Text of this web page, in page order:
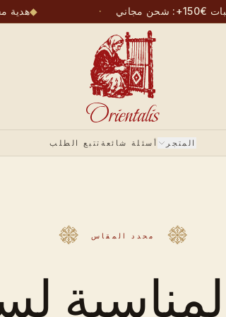
€150+: شحن مجاني ◆هدية
المتجر أسئلة شائعة تتبع الطلب
محدد المقاس